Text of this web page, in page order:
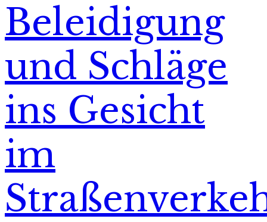
Beleidigung
und Schläge
ins Gesicht
im